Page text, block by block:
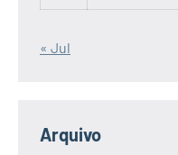
« Jul
Arquivo